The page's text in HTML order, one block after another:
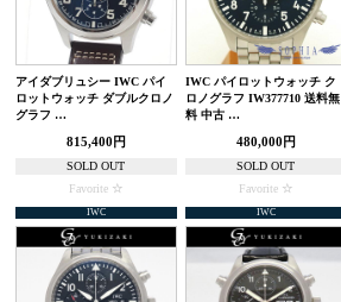
アイダブリュシー IWC パイ
ロットウォッチ ダブルクロノ
グラフ …
815,400円
SOLD OUT
Favorite
IWC パイロットウォッチ ク
ロノグラフ IW377710 送料無
料 中古 …
480,000円
SOLD OUT
Favorite
IWC IWC